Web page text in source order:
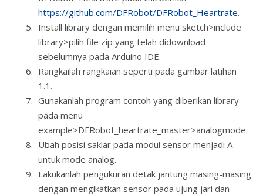
https://github.com/DFRobot/DFRobot_Heartrate.
Install library dengan memilih menu sketch>include
library>pilih file zip yang telah didownload
sebelumnya pada Arduino IDE.
Rangkailah rangkaian seperti pada gambar latihan
1.1.
Gunakanlah program contoh yang diberikan library
pada menu
example>DFRobot_heartrate_master>analogmode.
Ubah posisi saklar pada modul sensor menjadi A
untuk mode analog.
Lakukanlah pengukuran detak jantung masing-masing
dengan mengikatkan sensor pada ujung jari dan